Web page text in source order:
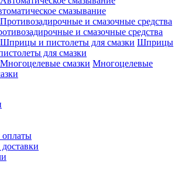
смазывание
и смазочные средства
Шприцы
для смазки
Многоцелевые
оплаты